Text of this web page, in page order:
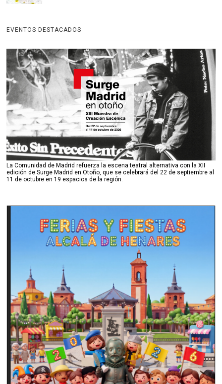
EVENTOS DESTACADOS
La Comunidad de Madrid refuerza la escena teatral alternativa con la XII
edición de Surge Madrid en Otoño, que se celebrará del 22 de septiembre al
11 de octubre en 19 espacios de la región.